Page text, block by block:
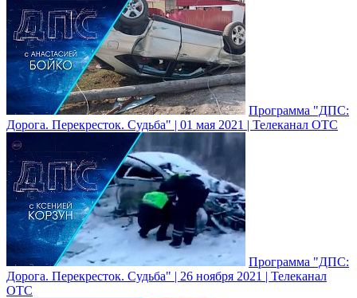
Программа "ДПС:
Дорога. Перекресток. Судьба" | 01 мая 2021 | Телеканал ОТС
Программа "ДПС:
Дорога. Перекресток. Судьба" | 26 ноября 2021 | Телеканал
ОТС